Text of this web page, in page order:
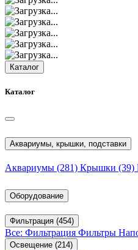
Каталог
Каталог
Аквариумы, крышки, подставки
Аквариумы (281) Крышки (39)
Оборудование
Фильтрация (454)
Все: Фильтрация Фильтры
Освещение (214)